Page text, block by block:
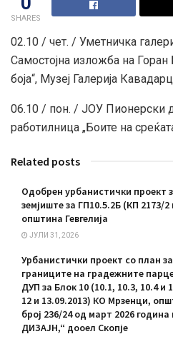
SHARES
02.10 / чет. / Уметничка
Самостојна изложба на
боја“, Музеј Галерија
06.10 / пон. / ЈОУ Пионерски
работилница „Боите на
Related posts
Одобрен урбанистички проект
земјиште за ГП10.5.2Б (КП 2173/2
општина Гевгелија
ЈУЛИ 31, 2026
Урбанистички проект со план
границите на градежните
ДУП за Блок 10 (10.1, 10.3, 10.4 и
12 и 13.09.2013) КО Мрзенци,
број 236/24 од март 2026
ДИЗАЈН,“ дооел Скопје